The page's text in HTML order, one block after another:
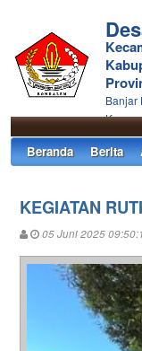
Banjar
Beranda Berita
KEGIATAN
05 Juni 2025